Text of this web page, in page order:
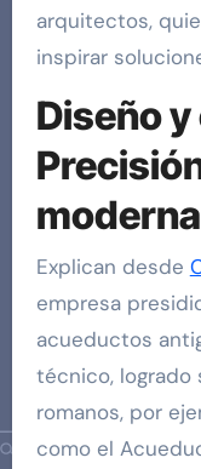
arquitectos,
inspirar
Diseño
moderna
Explican desde
empresa
acueductos
técnico, logrado
romanos, por
como el